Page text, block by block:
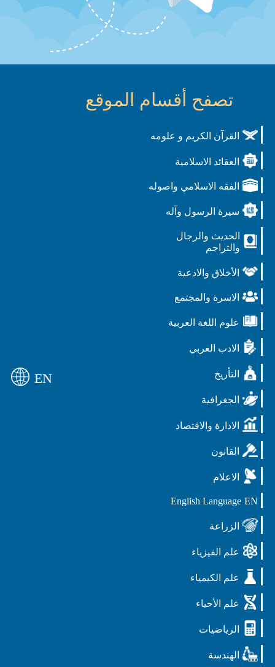
تصفح أقسام الموقع
القرآن الكريم و علومه
العقائد الاسلامية
الفقه الاسلامي واصوله
سيرة الرسول وآله
الحديث والرجال
والتراجم
الأخلاق والادعية
الاسرة والمجتمع
علوم اللغة العربية
الادب العربي
التأريخ
الجغرافية
الادارة والاقتصاد
القانون
الاعلام
EN
English Language
الزراعة
علم الفيزياء
علم الكيمياء
علم الأحياء
الرياضيات
الهندسة
EN